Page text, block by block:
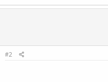
#2